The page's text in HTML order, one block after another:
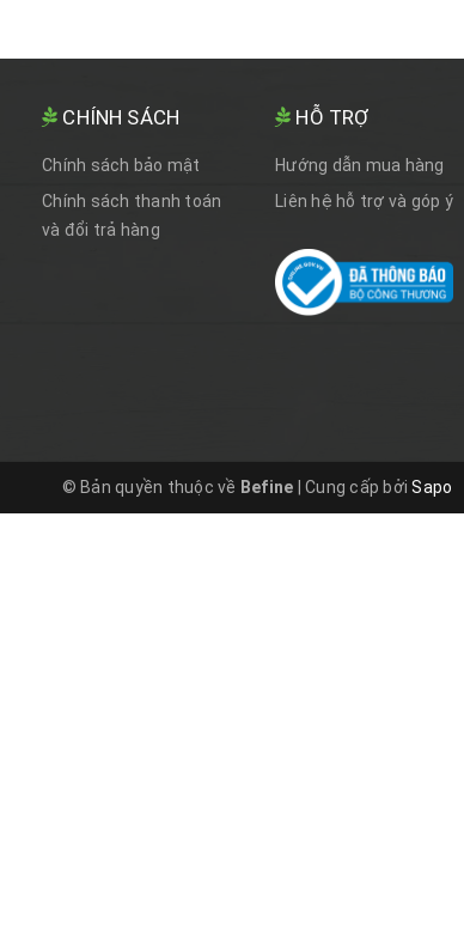
CHÍNH SÁCH
Chính sách bảo mật
Chính sách thanh toán
và đổi trả hàng
HỖ TRỢ
Hướng dẫn mua hàng
Liên hệ hỗ trợ và góp ý
© Bản quyền thuộc về Befine Cung cấp bởiSapo